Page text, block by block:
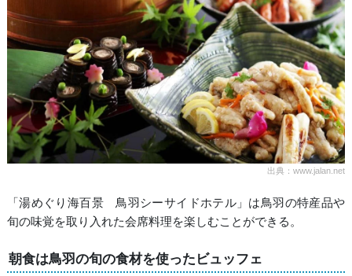
出典：www.jalan.net
「湯めぐり海百景 鳥羽シーサイドホテル」は鳥羽の特産品や
旬の味覚を取り入れた会席料理を楽しむことができる。
朝食は鳥羽の旬の食材を使ったビュッフェ